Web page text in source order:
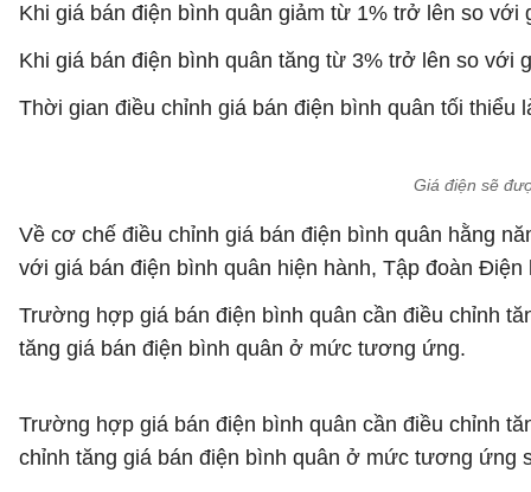
Khi giá bán điện bình quân giảm từ 1% trở lên so
Khi giá bán điện bình quân tăng từ 3% trở lên so với
Thời gian điều chỉnh giá bán điện bình quân tối thiểu
Giá điện sẽ
Về cơ chế điều chỉnh giá bán điện bình quân hằng
với giá bán điện bình quân hiện hành, Tập đoàn
Trường hợp giá bán điện bình quân cần điều chỉnh
tăng giá bán điện bình quân ở mức tương ứng.
Trường hợp giá bán điện bình quân cần điều chỉnh
chỉnh tăng giá bán điện bình quân ở mức tương ứng